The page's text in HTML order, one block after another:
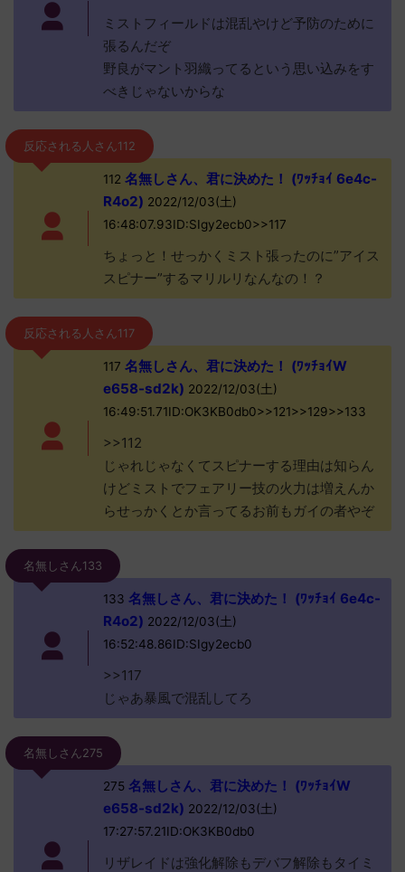
ミストフィールドは混乱やけど予防のために
張るんだぞ
野良がマント羽織ってるという思い込みをす
べきじゃないからな
反応される人さん112
112 名無しさん、君に決めた！ (ﾜｯﾁｮｲ 6e4c-
R4o2) 2022/12/03(土)
16:48:07.93ID:SIgy2ecb0>>117
ちょっと！せっかくミスト張ったのに”アイス
スピナー”するマリルリなんなの！？
反応される人さん117
117 名無しさん、君に決めた！ (ﾜｯﾁｮｲW
e658-sd2k) 2022/12/03(土)
16:49:51.71ID:OK3KB0db0>>121>>129>>133
>>112
じゃれじゃなくてスピナーする理由は知らん
けどミストでフェアリー技の火力は増えんか
らせっかくとか言ってるお前もガイの者やぞ
名無しさん133
133 名無しさん、君に決めた！ (ﾜｯﾁｮｲ 6e4c-
R4o2) 2022/12/03(土)
16:52:48.86ID:SIgy2ecb0
>>117
じゃあ暴風で混乱してろ
名無しさん275
275名無しさん、君に決めた！ (ﾜｯﾁｮｲW
e658-sd2k) 2022/12/03(土)
17:27:57.21ID:OK3KB0db0
リザレイドは強化解除もデバフ解除もタイミ